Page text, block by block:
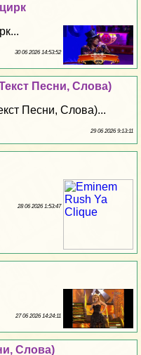
30 06 2026 14:53:52
Песни, Слова)
Песни, Слова)...
29 06 2026 9:13:11
28 06 2026 1:53:47
27 06 2026 14:24:11
Слова)